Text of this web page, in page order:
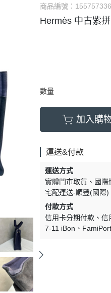
商品編號：
Hermès 中古紫
數量
加入購
運送&付款
運送方式
實體門市取貨
國際
宅配運送-順豐(國際)
付款方式
信用卡分期付款
信
7-11 iBon
FamiPort